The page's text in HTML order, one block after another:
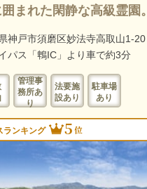
まれた閑静な高級霊園。
神戸市須磨区妙法寺高取山1-20
パス「鵯IC」より車で約3分
管理事
務所あ
り
法要施
設あり
駐車場
あり
ランキング 5位